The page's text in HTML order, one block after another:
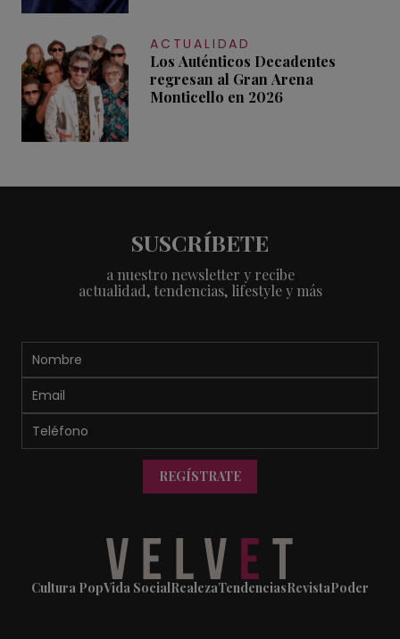
ACTUALIDAD
Los Auténticos Decadentes
regresan al Gran Arena
Monticello en 2026
SUSCRÍBETE
a nuestro newsletter y recibe
actualidad, tendencias, lifestyle y más
REGÍSTRATE
Cultura PopVida SocialRealezaTendenciasRevistaPoder